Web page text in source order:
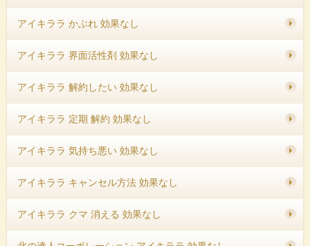
アイキララ かぶれ 効果なし
アイキララ 界面活性剤 効果なし
アイキララ 解約したい 効果なし
アイキララ 定期 解約 効果なし
アイキララ 気持ち悪い 効果なし
アイキララ キャンセル方法 効果なし
アイキララ クマ 消える 効果なし